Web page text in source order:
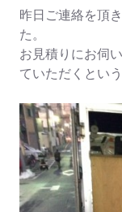
昨日ご連絡を頂
た。
お見積りにお伺
ていただくとい